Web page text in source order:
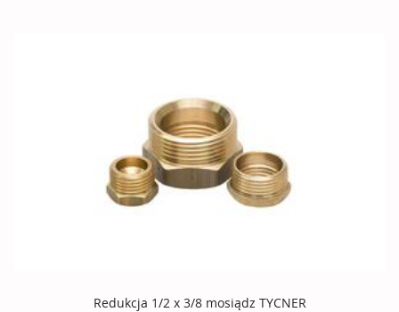
Redukcja 1/2 x 3/8 mosiądz TYCNER